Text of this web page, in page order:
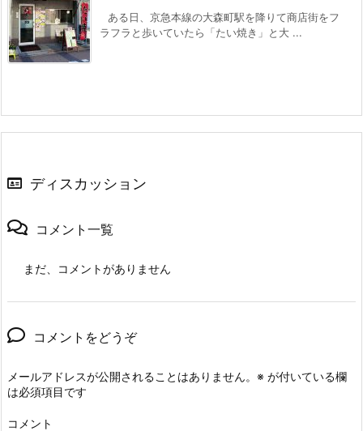
ある日、京急本線の大森町駅を降りて商店街をフ
ラフラと歩いていたら「たい焼き」と大 ...
ディスカッション
コメント一覧
まだ、コメントがありません
コメントをどうぞ
メールアドレスが公開されることはありません。 ※ が付いている欄
は必須項目です
コメント